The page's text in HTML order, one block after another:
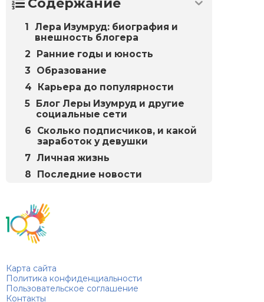
Лера Изумруд: биография и
внешность блогера
Ранние годы и юность
Образование
Карьера до популярности
Блог Леры Изумруд и другие
социальные сети
Сколько подписчиков, и какой
заработок у девушки
Личная жизнь
Последние новости
Карта сайта
Политика конфиденциальности
Пользовательское соглашение
Контакты